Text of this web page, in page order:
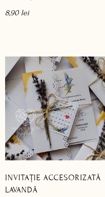
8,90 lei
INVITAȚIE ACCESORIZATĂ
LAVANDĂ